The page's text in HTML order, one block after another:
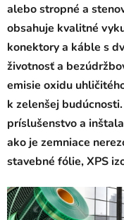
alebo stropné a
obsahuje kvalitné
konektory a káble s
životnosť a
emisie oxidu
k zelenšej
príslušenstvo a
ako je zemniace
stavebné fólie, XPS